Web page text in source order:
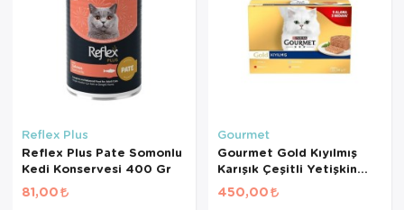
Reflex Plus
Reflex Plus Pate Somonlu
Kedi Konservesi 400 Gr
81,00
Gourmet
Gourmet Gold Kıyılmış
Karışık Çeşitli Yetişkin
Kedi Konservesi 8x85gr
(12 AL 9 ÖDE)
450,00